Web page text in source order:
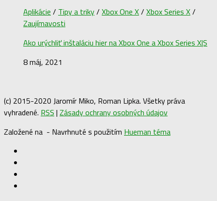
Aplikácie / Tipy a triky/ Xbox One X/ Xbox Series X/
Zaujímavosti
Ako urýchliť inštaláciu hier na Xbox One a Xbox Series X|S
8 máj, 2021
(c) 2015-2020 Jaromír Miko, Roman Lipka. Všetky práva
vyhradené. RSS | Zásady ochrany osobných údajov
Založené na - Navrhnuté s použitím Hueman téma